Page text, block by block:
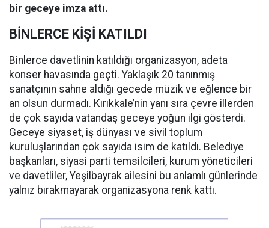
bir geceye imza attı.
BİNLERCE KİŞİ KATILDI
Binlerce davetlinin katıldığı organizasyon, adeta
konser havasında geçti. Yaklaşık 20 tanınmış
sanatçının sahne aldığı gecede müzik ve eğlence bir
an olsun durmadı. Kırıkkale’nin yanı sıra çevre illerden
de çok sayıda vatandaş geceye yoğun ilgi gösterdi.
Geceye siyaset, iş dünyası ve sivil toplum
kuruluşlarından çok sayıda isim de katıldı. Belediye
başkanları, siyasi parti temsilcileri, kurum yöneticileri
ve davetliler, Yeşilbayrak ailesini bu anlamlı günlerinde
yalnız bırakmayarak organizasyona renk kattı.